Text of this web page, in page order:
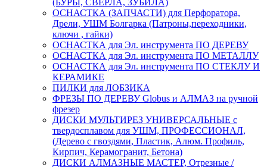
(БУРЫ, СВЕРЛА, ЗУБИЛА)
ОСНАСТКА (ЗАПЧАСТИ) для Перфоратора,
Дрели, УШМ Болгарка (Патроны,переходники,
ключи , гайки)
ОСНАСТКА для Эл. инструмента ПО ДЕРЕВУ
ОСНАСТКА для Эл. инструмента ПО МЕТАЛЛУ
ОСНАСТКА для Эл. инструмента ПО СТЕКЛУ И
КЕРАМИКЕ
ПИЛКИ для ЛОБЗИКА
ФРЕЗЫ ПО ДЕРЕВУ Globus и АЛМАЗ на ручной
фрезер
ДИСКИ МУЛЬТИРЕЗ УНИВЕРСАЛЬНЫЕ с
твердосплавом для УШМ, ПРОФЕССИОНАЛ,
(Дерево с гвоздями, Пластик, Алюм. Профиль,
Кирпич, Керамогранит, Бетона)
ДИСКИ АЛМАЗНЫЕ МАСТЕР, Отрезные /